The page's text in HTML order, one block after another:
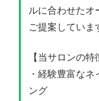
ルに合わせたオ
ご提案していま
【当サロンの特
・経験豊富な
ング